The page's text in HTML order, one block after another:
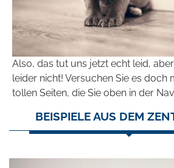
Also, das tut uns jetzt echt leid,
leider nicht! Versuchen Sie es doch
tollen Seiten, die Sie oben in der
BEISPIELE AUS DEM